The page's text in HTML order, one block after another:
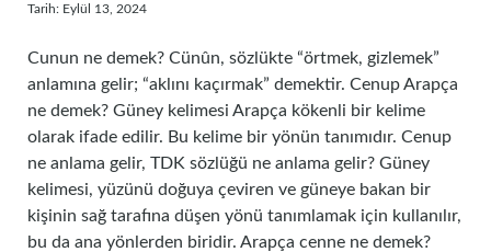
Tarih: Eylül 13, 2024
Cunun ne demek? Cünûn, sözlükte “örtmek, gizlemek”
anlamına gelir; “aklını kaçırmak” demektir. Cenup Arapça
ne demek? Güney kelimesi Arapça kökenli bir kelime
olarak ifade edilir. Bu kelime bir yönün tanımıdır. Cenup
ne anlama gelir, TDK sözlüğü ne anlama gelir? Güney
kelimesi, yüzünü doğuya çeviren ve güneye bakan bir
kişinin sağ tarafına düşen yönü tanımlamak için kullanılır,
bu da ana yönlerden biridir. Arapça cenne ne demek?